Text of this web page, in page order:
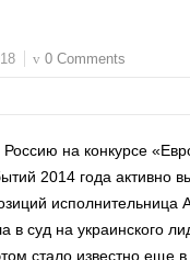
0 Comments
на конкурсе
2014 года активно
исполнительница
в суд на украинского
стало известно еще в